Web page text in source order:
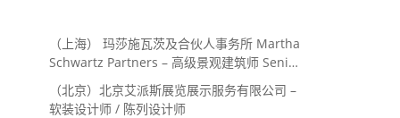
（上海） 玛莎施瓦茨及合伙人事务所 Martha
Schwartz Partners – 高级景观建筑师 Senior
Landscape Designer / 景观建筑师
Landscape Designer
（北京）北京艾派斯展览展示服务有限公司 –
软装设计师 / 陈列设计师